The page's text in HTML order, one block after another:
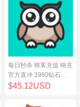
每日秒杀 映客充值 映克
官方直冲 2980钻石
298元 inke钻石
$45.12USD